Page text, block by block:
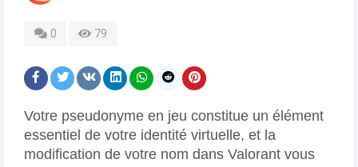
0 79
Votre pseudonyme en jeu constitue un élément
essentiel de votre identité virtuelle, et la
modification de votre nom dans Valorant vous